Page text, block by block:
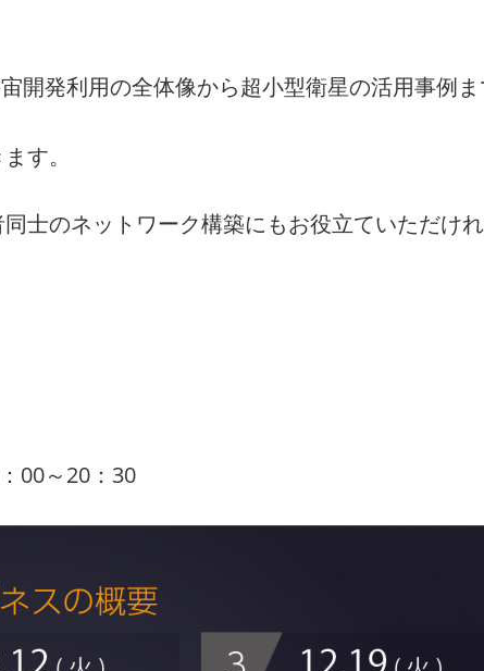
開発利用の全体像から超小型衛星の活用事例
す。
士のネットワーク構築にもお役立ていただけれ
～20：30